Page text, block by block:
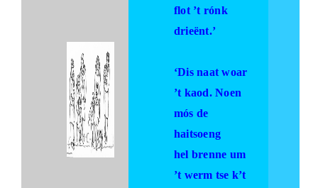
flot ’t rónk
drieënt.’
‘Dis naat woar
’t kaod. Noen
mós de
haitsoeng
hel brenne um
’t werm tse k’t